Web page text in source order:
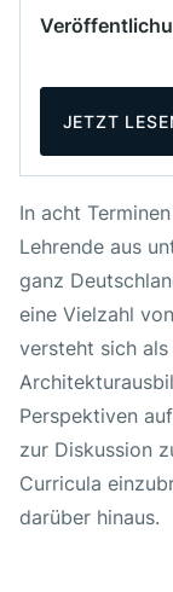
Veröffentlicht
Autor:innen
JETZT
In acht
Lehrende aus
ganz
eine Vielzahl
versteht sich
Perspektiven
zur Diskussion
Curricula
darüber hinaus.